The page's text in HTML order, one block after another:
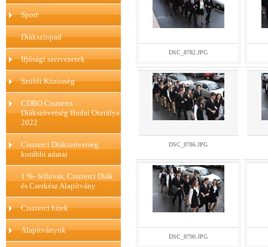
Sport
Diákszínpad
Ifjúsági szervezetek
Szülői Közösség
CDBO Ciszterci
Diákszövetség Budai Osztálya
2022
Ciszterci Diákszövetség
korábbi adatai
1 %- felhívás, Ciszterci Diák
és Cserkész Alapítvány
Ciszterci hírek
Alapítványok
DSC_8782.JPG
DSC_8786.JPG
DSC_8790.JPG